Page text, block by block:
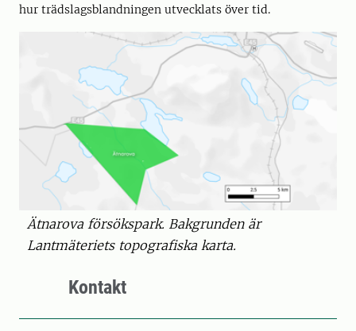
hur trädslagsblandningen utvecklats över tid.
Ätnarova försökspark. Bakgrunden är
Lantmäteriets topografiska karta.
Kontakt